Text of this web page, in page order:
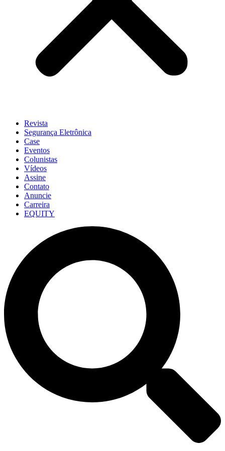
Revista
Segurança Eletrônica
Case
Eventos
Colunistas
Vídeos
Assine
Contato
Anuncie
Carreira
EQUITY